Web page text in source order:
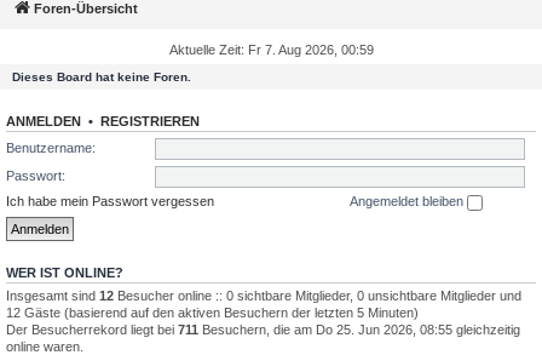
Foren-Übersicht
Aktuelle Zeit: Fr 7. Aug 2026, 00:59
Dieses Board hat keine Foren.
ANMELDEN • REGISTRIEREN
Benutzername:
Passwort:
Ich habe mein Passwort vergessen
Angemeldet bleiben
WER IST ONLINE?
Insgesamt sind 12 Besucher online :: 0 sichtbare Mitglieder, 0 unsichtbare Mitglieder und
12 Gäste (basierend auf den aktiven Besuchern der letzten 5 Minuten)
Der Besucherrekord liegt bei 711 Besuchern, die am Do 25. Jun 2026, 08:55 gleichzeitig
online waren.